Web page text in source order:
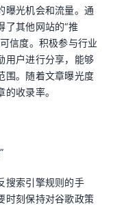
曝光机会和流量。通
了其他网站的“推
信度。积极参与行业
用户进行分享，能够
围。随着文章曝光度
收录率。
搜索引擎规则的手
时刻保持对谷歌政策